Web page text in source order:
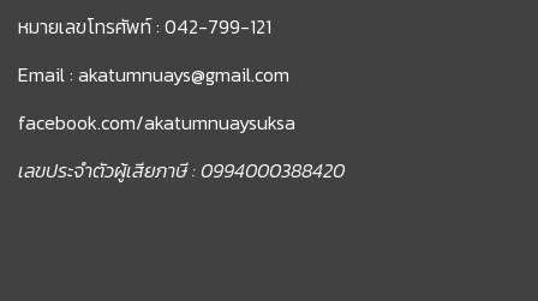
หมายเลขโทรศัพท์ : 042-799-121
Email : akatumnuays@gmail.com
facebook.com/akatumnuaysuksa
เลขประจำตัวผู้เสียภาษี : 0994000388420